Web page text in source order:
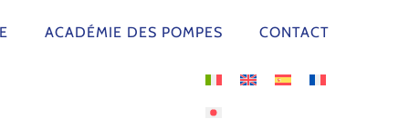
ACADÉMIE DES POMPES CONTACT